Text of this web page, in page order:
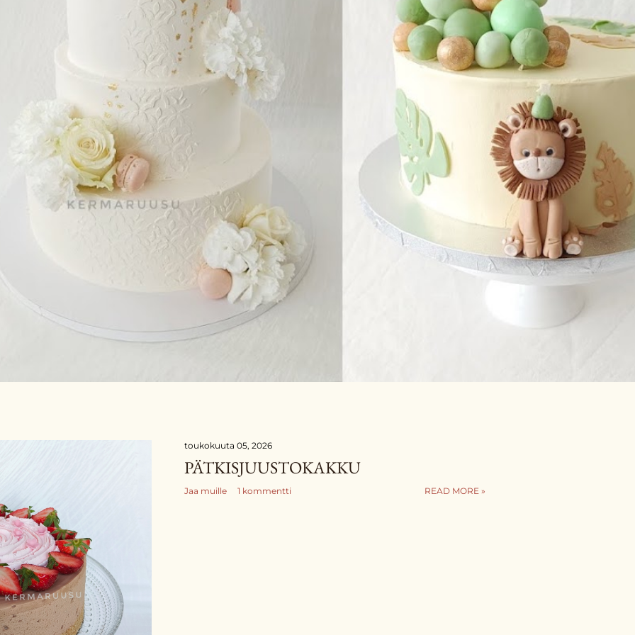
toukokuuta 05, 2026
PÄTKISJUUSTOKAKKU
Jaa muille 1 kommentti READ MORE »